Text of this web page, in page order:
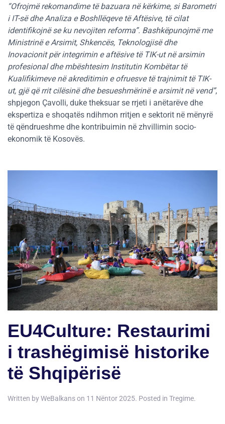
“Ofrojmë rekomandime të bazuara në kërkime, si Barometri
i IT-së dhe Analiza e Boshllëqeve të Aftësive, të cilat
identifikojnë se ku nevojiten reforma”. Bashkëpunojmë me
Ministrinë e Arsimit, Shkencës, Teknologjisë dhe
Inovacionit për integrimin e aftësive të TIK-ut në arsimin
profesional dhe mbështesim Institutin Kombëtar të
Kualifikimeve në akreditimin e ofruesve të trajnimit të TIK-
ut, gjë që rrit cilësinë dhe besueshmërinë e arsimit në vend”,
shpjegon Çavolli, duke theksuar se rrjeti i anëtarëve dhe
ekspertiza e shoqatës ndihmon rritjen e sektorit në mënyrë
të qëndrueshme dhe kontribuimin në zhvillimin socio-
ekonomik të Kosovës.
EU4Culture: Restaurimi
i trashëgimisë historike
të Shqipërisë
Written byWeBalkanson 11 Nëntor 2025. Posted in Tregime.